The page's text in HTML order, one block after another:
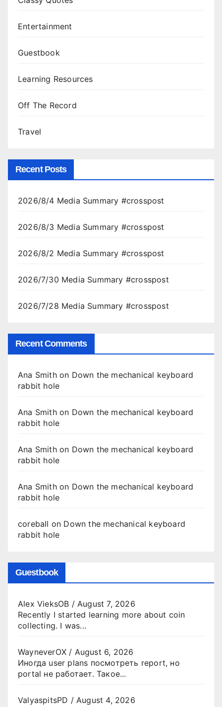
Entertainment
Guestbook
Learning Resources
Off The Record
Travel
Recent Posts
2026/8/4 Media Summary #crosspost
2026/8/3 Media Summary #crosspost
2026/8/2 Media Summary #crosspost
2026/7/30 Media Summary #crosspost
2026/7/28 Media Summary #crosspost
Recent Comments
Ana Smithon Down the mechanical keyboard
rabbit hole
Ana Smithon Down the mechanical keyboard
rabbit hole
Ana Smithon Down the mechanical keyboard
rabbit hole
Ana Smithon Down the mechanical keyboard
rabbit hole
coreball on Down the mechanical keyboard
rabbit hole
Guestbook
Alex VieksOB / August 7, 2026
Recently I started learning more about coin
collecting. I was...
WayneverOX / August 6, 2026
Иногда user plans посмотреть report, но
portal не работает. Такое...
ValyaspitsPD / August 4, 2026